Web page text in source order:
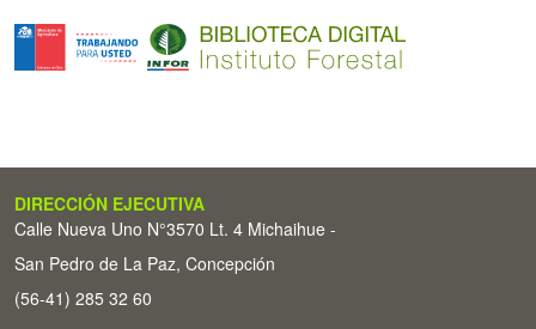
DIRECCIÓN EJECUTIVA
Calle Nueva Uno N°3570 Lt. 4 Michaihue -
San Pedro de La Paz, Concepción
(56-41) 285 32 60